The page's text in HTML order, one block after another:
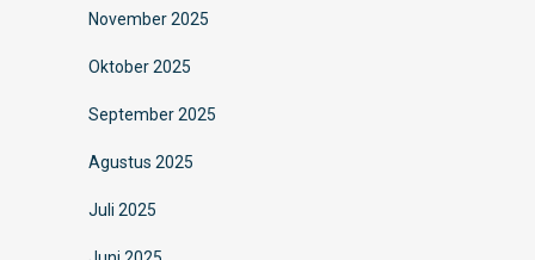
November 2025
Oktober 2025
September 2025
Agustus 2025
Juli 2025